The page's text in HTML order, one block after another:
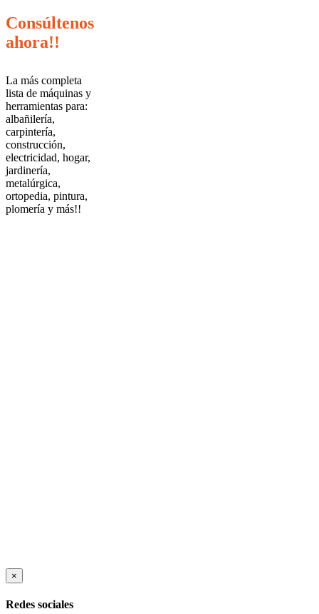
Consúltenos
ahora!!
La más completa
lista de máquinas y
herramientas para:
albañilería,
carpintería,
construcción,
electricidad, hogar,
jardinería,
metalúrgica,
ortopedia, pintura,
plomería y más!!
Close
product
view
×
Redes sociales